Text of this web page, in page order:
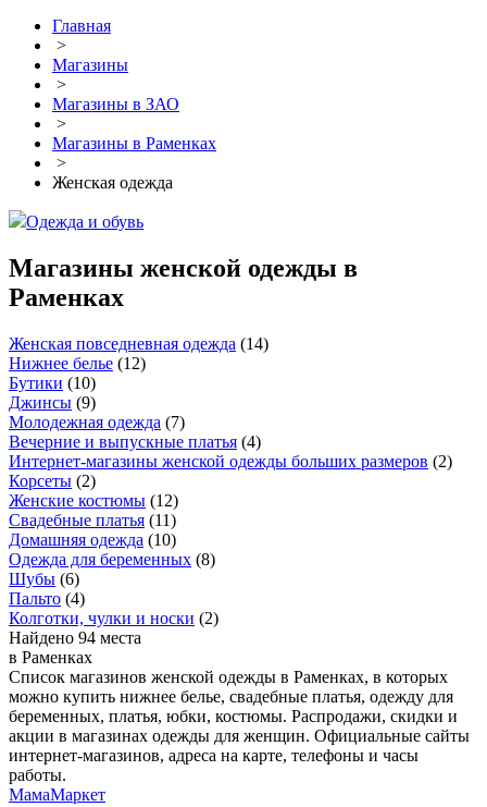
Главная
>
Магазины
>
Магазины в ЗАО
>
Магазины в Раменках
>
Женская одежда
Одежда и обувь
Магазины женской одежды в
Раменках
Женская повседневная одежда (14)
Нижнее белье (12)
Бутики (10)
Джинсы (9)
Молодежная одежда (7)
Вечерние и выпускные платья (4)
Интернет-магазины женской одежды больших размеров (2)
Корсеты (2)
Женские костюмы (12)
Свадебные платья (11)
Домашняя одежда (10)
Одежда для беременных (8)
Шубы (6)
Пальто (4)
Колготки, чулки и носки (2)
Найдено 94 места
в Раменках
Список магазинов женской одежды в Раменках, в которых
можно купить нижнее белье, свадебные платья, одежду для
беременных, платья, юбки, костюмы. Распродажи, скидки и
акции в магазинах одежды для женщин. Официальные сайты
интернет-магазинов, адреса на карте, телефоны и часы
работы.
МамаМаркет